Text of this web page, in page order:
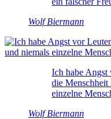
Wolf Biermann
Ich habe Angst
die Menschheit
einzelne
Wolf Biermann